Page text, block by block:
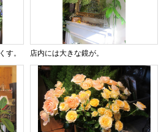
す。 店内には大きな鏡が。